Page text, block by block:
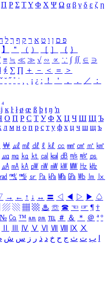
Π Ρ Σ ΤΥ Φ Χ Ψ Ω α β γ δ ε ζ η
פ ם ן ו ט א ר ק ף ך ל
】 ＂ （ ） ［ ］ ｛ ｝
≡ ≒ ≪ ≫ √ ∽ ∝ ∵ ∫ ∬ ∈ ∋
∮ ∑ ∏ ＋ － ＜ ＝
＞
ˇ ˘ ˝ ˚ ˙ ¸ ¡ ¿ ː ！ ＇ ， ． ／
：
₄
ĸ ŀ ł ø œ ß þ ŧ ŋ ŉ
О П Р С Т У Ф Х Ц Ч Ш Щ Ъ
л м н о п р с т у ф х ц ч ш щ ъ
￦ ㎕ ㎖ ㎗ ℓ ㎘ ㏄ ㎣ ㎤ ㎥ ㎦
㎍ ㎎ ㎏ ㏏ ㎈ ㎉ ㏈ ㎧ ㎨ ㎰
㎂ ㎃ ㎄ ㎺ ㎻ ㎽ ㎾ ㎿ ㎐ ㎑
㎭ ㎮ ㎯ ㏛ ㎩ ㎪ ㎫ ㎬ ㏝ ㏐
㏓
→ ← ↑ ↓ ↔ 〓 ◁ ◀ ▷ ▶ ♤
▨ ▧ ▦ ▩ ♨ ☏ ☎ ☜ ☞ ¶ †
№ ㏇ ™ ㏂ ㏘ ℡ ＃ ＆ ＊ ＠ ª º
Ⅳ Ⅴ Ⅵ Ⅶ Ⅷ Ⅸ Ⅹ
ب ت ث ج ح خ د ذ ر ز س ش